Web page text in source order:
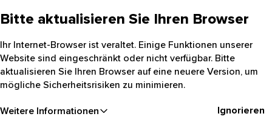
Bitte aktualisieren Sie Ihren Browser
Ihr Internet-Browser ist veraltet. Einige Funktionen unserer
Website sind eingeschränkt oder nicht verfügbar. Bitte
aktualisieren Sie Ihren Browser auf eine neuere Version, um
mögliche Sicherheitsrisiken zu minimieren.
Weitere Informationen Ignorieren